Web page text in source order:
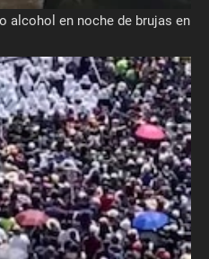
alcohol en noche de brujas en